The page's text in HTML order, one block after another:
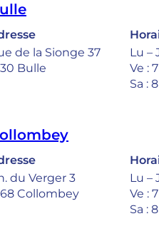
de la Sionge 37
Bulle
Lu –
Ve :
Sa :
du Verger 3
Collombey
Lu –
Ve :
Sa :